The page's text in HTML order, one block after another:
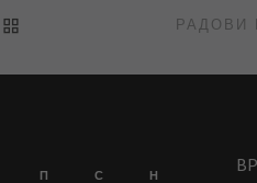
BACK TO POST LIST
П С Н